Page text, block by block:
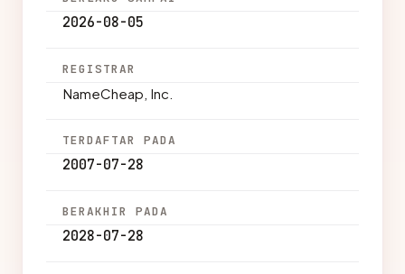
2026-08-05
REGISTRAR
NameCheap, Inc.
TERDAFTAR PADA
2007-07-28
BERAKHIR PADA
2028-07-28